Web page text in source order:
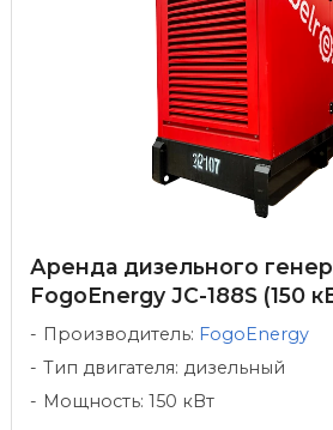
Аренда дизельного
FogoEnergy JC-188S (150
Производитель: FogoEnergy
Тип двигателя: дизельный
Мощность: 150 кВт